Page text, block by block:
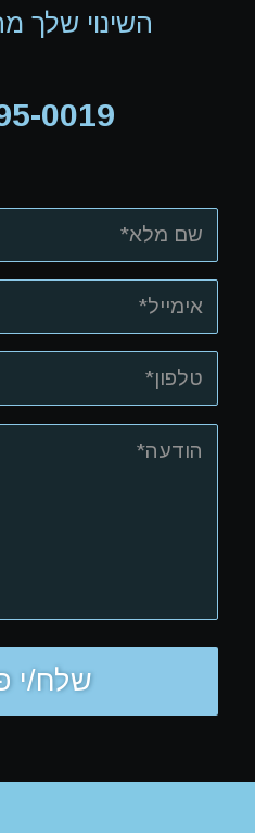
השינוי שלך
0019